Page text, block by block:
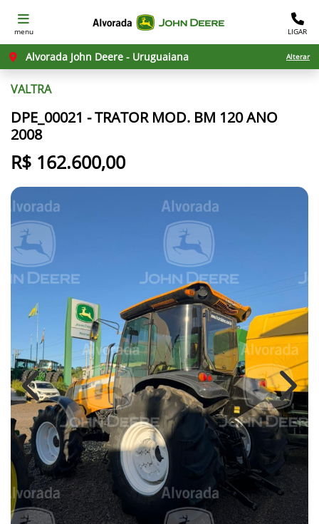
menu LIGAR
Alvorada John Deere - Uruguaiana Alterar
VALTRA
DPE_00021 - TRATOR MOD. BM 120 ANO
2008
R$ 162.600,00
Previous Next